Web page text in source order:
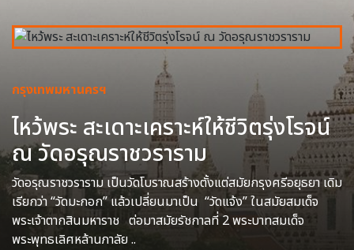
กรุงเทพมหานครฯ
ไหว้พระ สะเดาะเคราะห์ให้ชีวิตรุ่งโรจน์
ณ วัดอรุณราชวราราม
วัดอรุณราชวราราม เป็นวัดโบราณสร้างตั้งแต่สมัยกรุงศรีอยุธยา เดิม
เรียกว่า “วัดมะกอก” แล้วเปลี่ยนมาเป็น “วัดแจ้ง” ในสมัยสมเด็จ
พระเจ้าตากสินมหาราช ต่อมาสมัยรัชกาลที่ 2 พระบาทสมเด็จ
พระพุทธเลิศหล้านภาลัย ..